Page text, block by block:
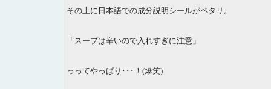
その上に日本語での成分説明シールがペタリ。
「スープは辛いので入れすぎに注意」
っってやっぱり･･･！(爆笑)